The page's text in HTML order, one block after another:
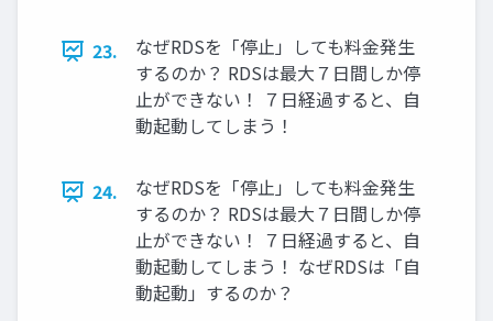
23.
なぜRDSを「停止」しても料金発生
するのか？ RDSは最大７日間しか停
止ができない！ ７日経過すると、自
動起動してしまう！
24.
なぜRDSを「停止」しても料金発生
するのか？ RDSは最大７日間しか停
止ができない！ ７日経過すると、自
動起動してしまう！ なぜRDSは「自
動起動」するのか？